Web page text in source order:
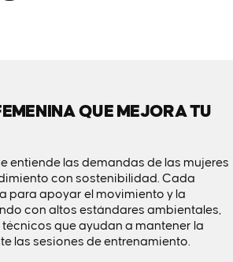
QUE MEJORA TU
entiende las demandas de las mujeres
con sostenibilidad. Cada
para apoyar el movimiento y la
con altos estándares ambientales,
que ayudan a mantener la
las sesiones de entrenamiento.